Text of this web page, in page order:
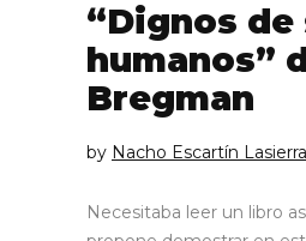
“Dignos de
humanos”
Bregman
by Nacho Escartín Lasierra
Necesitaba leer un libro